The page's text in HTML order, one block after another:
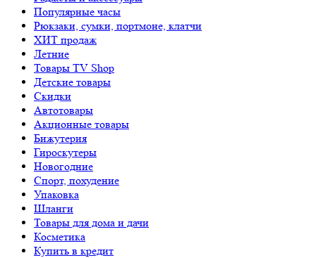
Популярные часы
Рюкзаки, сумки, портмоне, клатчи
ХИТ продаж
Летние
Товары TV Shop
Детские товары
Cкидки
Автотовары
Акционные товары
Бижутерия
Гироскутеры
Новогодние
Спорт, похудение
Упаковка
Шланги
Товары для дома и дачи
Косметика
Купить в кредит